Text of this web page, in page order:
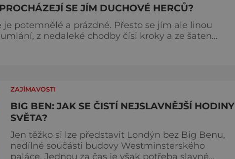
SE JÍM DUCHOVÉ HERCŮ?
potemnělé a prázdné. Přesto se jím ale linou
z nedaleké chodby čísi kroky a ze šaten
Thomas Kill
ZAJÍMAVOSTI
BIG BEN: JAK SE ČISTÍ NEJSLAVNĚJŠÍ HODINY
SVĚTA?
Jen těžko si lze představit Londýn bez Big Benu,
nedílné součásti budovy Westminsterského
paláce. Jednou za čas je však potřeba slavné